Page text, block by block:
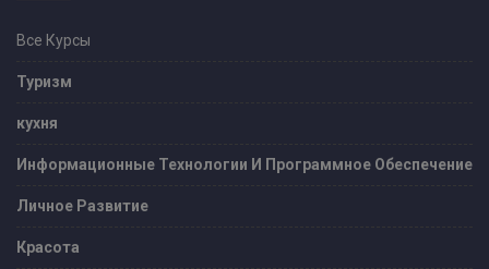
Все Курсы
Туризм
кухня
Информационные Технологии И Программное Обеспечение
Личное Развитие
Красота